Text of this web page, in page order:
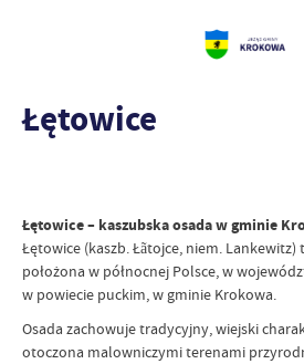
Łętowice
Łętowice – kaszubska osada w gminie
Łętowice (kaszb. Łãtojce, niem. Lankewitz)
położona w północnej Polsce, w
w powiecie puckim, w gminie Krokowa.
Osada zachowuje tradycyjny, wiejski
otoczona malowniczymi terenami